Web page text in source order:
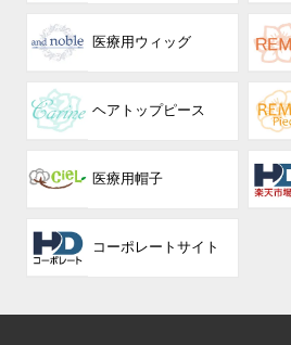
医療用ウィッグ
ヘアトップピース
医療用帽子
コーポレート サイト